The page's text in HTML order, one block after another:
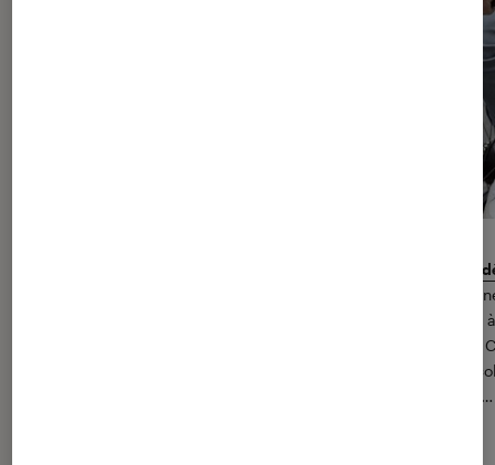
L’heure du vélo électrique : notre sélection des meilleurs
À partir du 11 mai, le début du déconfinement va
nouvelles pratiques et le vélo notamment sera une alternative
aux transports en commun dans les grandes agglomérations.
être le moment de se convertir au vélo électrique ! Plusieurs
proposent des aides pour adopter ce mode doux,